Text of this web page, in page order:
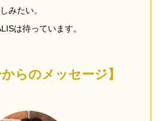
みたい。
は待っています。
からのメッセージ】